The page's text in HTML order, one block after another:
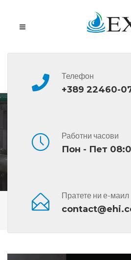
Телефон
+389 22460-
Работни часови
Пон - Пет
Пратете ни е-маил
Дополнителна Опрема За